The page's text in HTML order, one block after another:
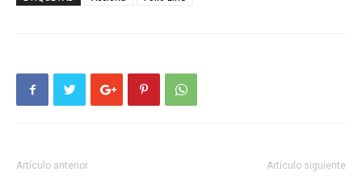
Artículo anterior Artículo siguiente